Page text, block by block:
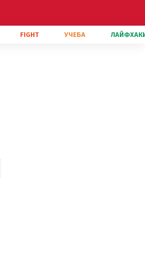
FIGHT УЧЕБА